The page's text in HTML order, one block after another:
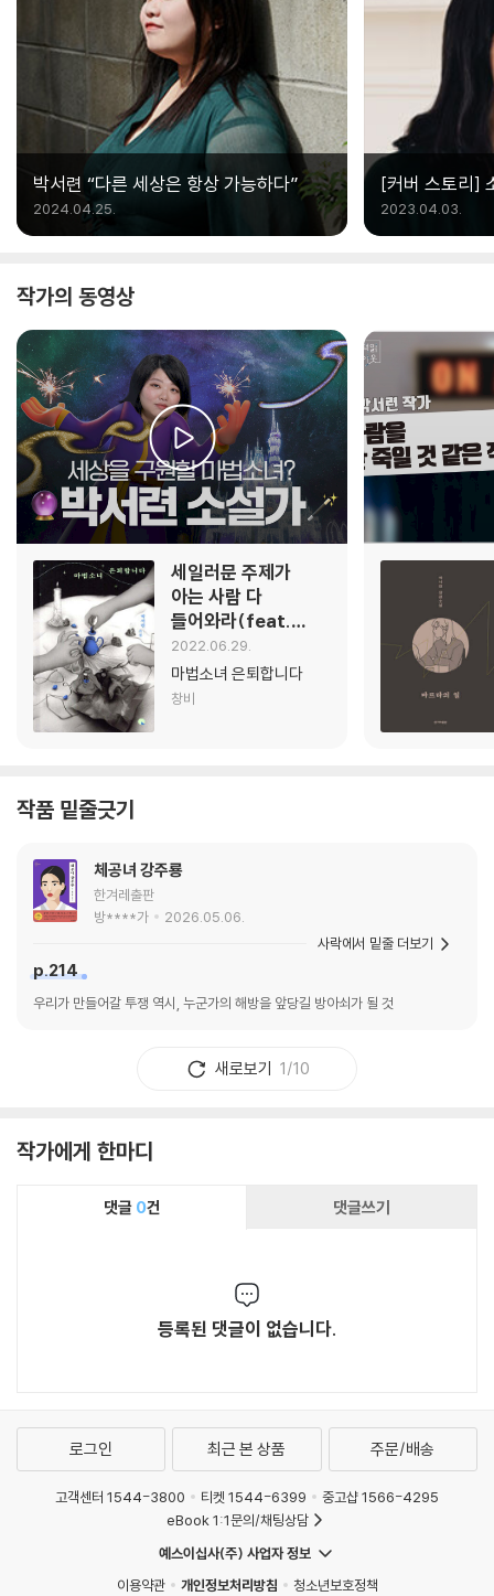
박서련 “다른 세상은 항상 가능하다”
2024.04.25.
[커버 스토리]
이야기를 반복
2023.04.03.
작가의 동영상
세일러문 주제가
아는 사람 다
들어와라(feat.
박서련 소설가)
2022.06.29.
마법소녀 은퇴합니다
창비
작품 밑줄긋기
체공녀 강주룡
한겨레출판
방****가
2026.05.06.
p.214
우리가 만들어갈 투쟁 역시, 누군가의 해방을 앞당길 방아쇠가 될 것
사락에서 밑줄 더보기
새로보기 1/10
작가에게 한마디
댓글 0건 댓글쓰기
등록된 댓글이 없습니다.
로그인 최근 본 상품 주문/배송
고객센터 1544-3800 티켓 1544-6399
중고샵 1566-4295
eBook 1:1문의/채팅상담
예스이십사(주) 사업자 정보
이용약관
개인정보처리방침 청소년보호정책